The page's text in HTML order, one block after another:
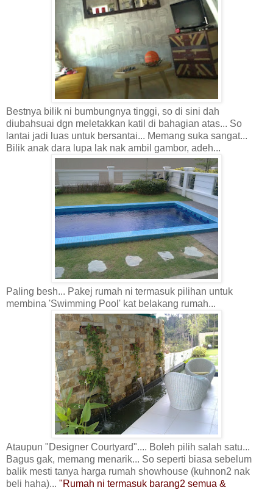
Bestnya bilik ni bumbungnya tinggi, so di sini dah
diubahsuai dgn meletakkan katil di bahagian atas... So
lantai jadi luas untuk bersantai... Memang suka sangat...
Bilik anak dara lupa lak nak ambil gambor, adeh...
Paling besh... Pakej rumah ni termasuk pilihan untuk
membina 'Swimming Pool' kat belakang rumah...
Ataupun "Designer Courtyard".... Boleh pilih salah satu...
Bagus gak, memang menarik... So seperti biasa sebelum
balik mesti tanya harga rumah showhouse (kuhnon2 nak
beli haha)... "Rumah ni termasuk barang2 semua &